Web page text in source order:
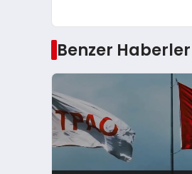
Benzer Haberler